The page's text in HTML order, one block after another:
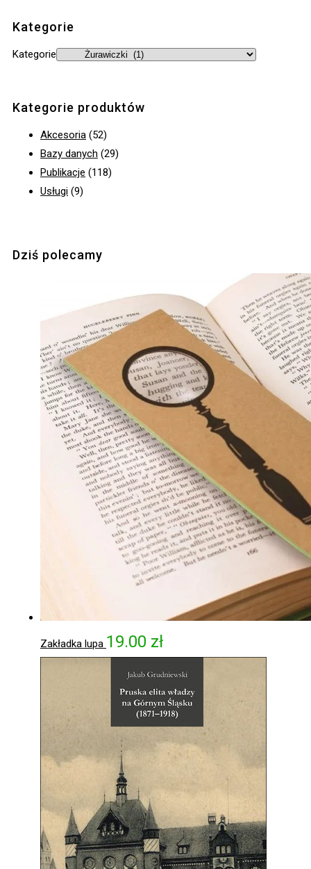
Kategorie
Kategorie
Kategorie produktów
Akcesoria (52)
Bazy danych (29)
Publikacje (118)
Usługi (9)
Dziś polecamy
Zakładka lupa 19.00 zł